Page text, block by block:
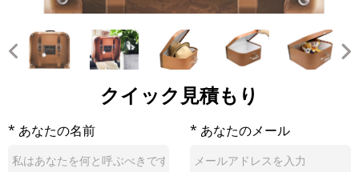
クイック見積もり
* あなたの名前 * あなたのメール